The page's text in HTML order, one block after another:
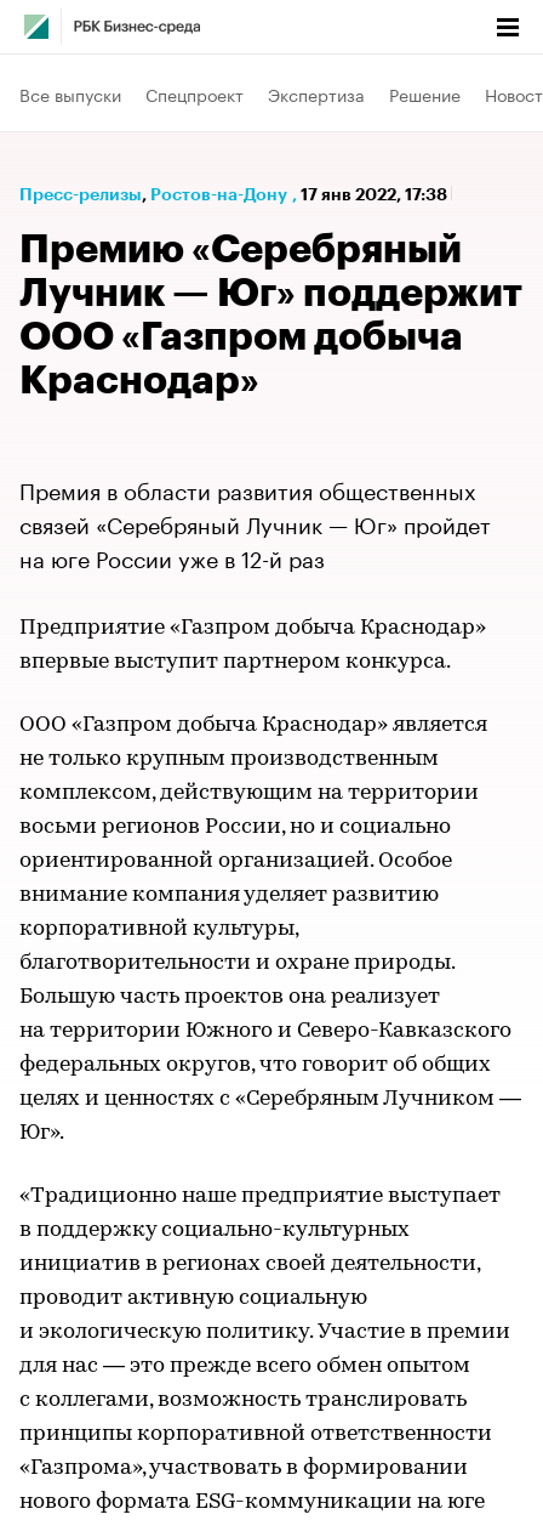
Все выпуски Спецпроект Экспертиза Решение
Пресс-релизы⁠, Ростов-на-Дону , 17 янв 2022, 17:38
Премию «Серебряный
Лучник — Юг» поддержит
ООО «Газпром добыча
Краснодар»
Премия в области развития общественных
связей «Серебряный Лучник — Юг» пройдет
на юге России уже в 12-й раз
Предприятие «Газпром добыча Краснодар»
впервые выступит партнером конкурса.
ООО «Газпром добыча Краснодар» является
не только крупным производственным
комплексом, действующим на территории
восьми регионов России, но и социально
ориентированной организацией. Особое
внимание компания уделяет развитию
корпоративной культуры,
благотворительности и охране природы.
Большую часть проектов она реализует
на территории Южного и Северо-Кавказского
федеральных округов, что говорит об общих
целях и ценностях с «Серебряным Лучником —
Юг».
«Традиционно наше предприятие выступает
в поддержку социально-культурных
инициатив в регионах своей деятельности,
проводит активную социальную
и экологическую политику. Участие в премии
для нас — это прежде всего обмен опытом
с коллегами, возможность транслировать
принципы корпоративной ответственности
«Газпрома», участвовать в формировании
нового формата ESG-коммуникации на юге